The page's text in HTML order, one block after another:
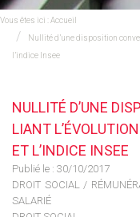
Vous êtes ici :Accueil
Nullité d’une disposition
l’indice Insee
NULLITÉ D’UNE
LIANT
ET L’INDICE INSEE
Publié le : 30/10/2017
DROIT SOCIAL/
SALARIÉ